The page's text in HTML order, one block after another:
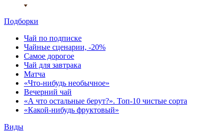
Подборки
Чай по подписке
Чайные сценарии, -20%
Самое дорогое
Чай для завтрака
Матча
«Что-нибудь необычное»
Вечерний чай
«А что остальные берут?». Топ-10 чистые сорта
«Какой-нибудь фруктовый»
Виды